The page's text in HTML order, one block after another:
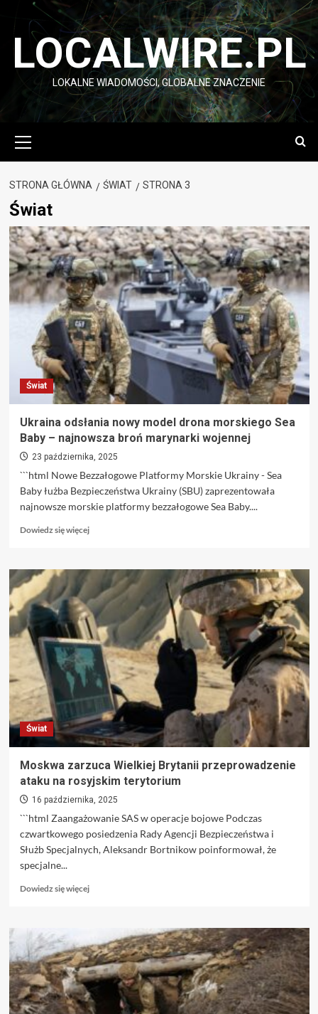
Przejdź
LOCALWIRE.PL
LOKALNE WIADOMOŚCI, GLOBALNE ZNACZENIE
główne
STRONA GŁÓWNA ŚWIAT STRONA 3
Świat
Świat
Ukraina odsłania nowy model drona morskiego Sea
Baby – najnowsza broń marynarki wojennej
23 października, 2025
```html Nowe Bezzałogowe Platformy Morskie Ukrainy - Sea
Baby łużba Bezpieczeństwa Ukrainy (SBU) zaprezentowała
najnowsze morskie platformy bezzałogowe Sea Baby....
Dowiedz się więcejDowiedz
o
Ukraina
odsłania
nowy
model
drona
morskiego
Sea
Baby
najnowsza
broń
marynarki
wojennej
Świat
Moskwa zarzuca Wielkiej Brytanii przeprowadzenie
ataku na rosyjskim terytorium
16 października, 2025
```html Zaangażowanie SAS w operacje bojowe Podczas
czwartkowego posiedzenia Rady Agencji Bezpieczeństwa i
Służb Specjalnych, Aleksandr Bortnikow poinformował, że
specjalne...
Dowiedz się więcejDowiedz
Moskwa
zarzuca
Wielkiej
Brytanii
przeprowadzenie
ataku